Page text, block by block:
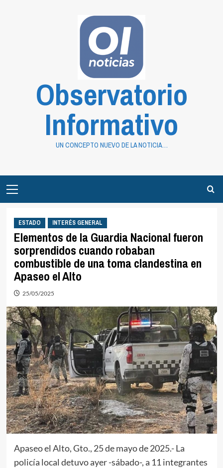
Observatorio
Informativo
UN CONCEPTO NUEVO DE LA NOTICIA…
Menu
ESTADO INTERÉS GENERAL
Elementos de la Guardia Nacional fueron
sorprendidos cuando robaban
combustible de una toma clandestina en
Apaseo el Alto
25/05/2025
Apaseo el Alto, Gto., 25 de mayo de 2025.- La
policía local detuvo ayer -sábado-, a 11 integrantes